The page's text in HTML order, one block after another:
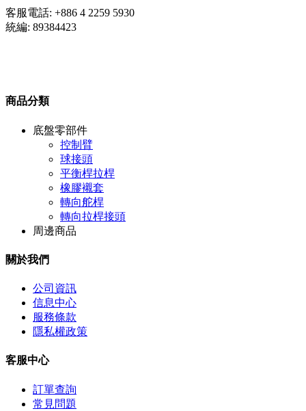
客服電話: +886 4 2259 5930
統編: 89384423
商品分類
底盤零部件
控制臂
球接頭
平衡桿拉桿
橡膠襯套
轉向舵桿
轉向拉桿接頭
周邊商品
關於我們
公司資訊
信息中心
服務條款
隱私權政策
客服中心
訂單查詢
常見問題